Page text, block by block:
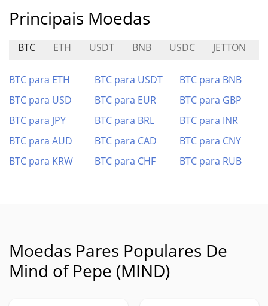
Principais Moedas
BTC ETH USDT BNB USDC JETTON
BTC para ETH BTC para USDT
BTC para BNB
BTC para USD
BTC para EUR
BTC para GBP
BTC para JPY
BTC para BRL
BTC para INR
BTC para AUD
BTC para CAD
BTC para CNY
BTC para KRW
BTC para CHF BTC para RUB
Moedas Pares Populares De
Mind of Pepe (MIND)